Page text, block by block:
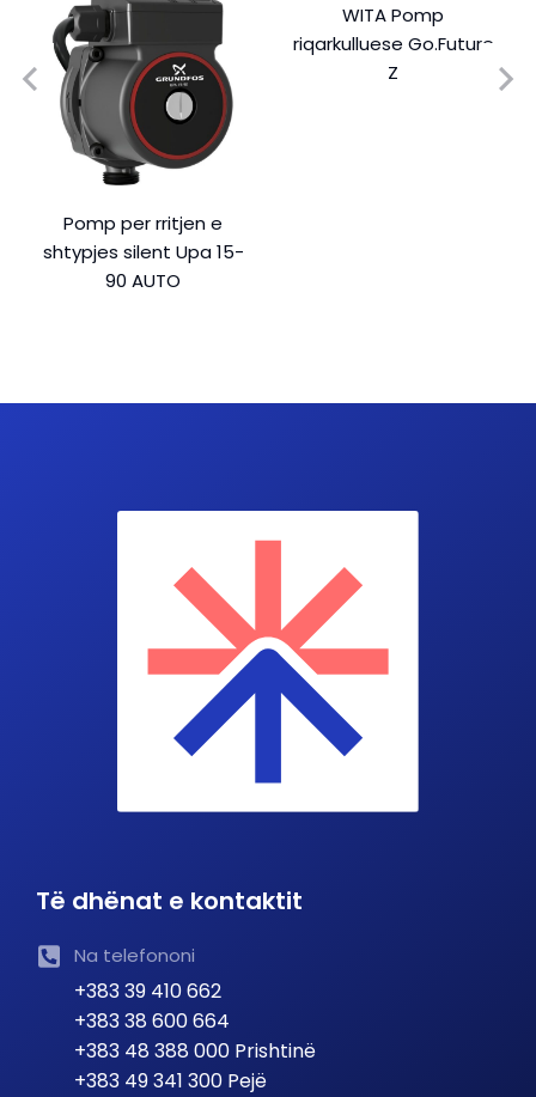
Pomp per rritjen e
shtypjes silent Upa 15-
90 AUTO
WITA Pomp
riqarkulluese Go.Future
Z
Të dhënat e kontaktit
Na telefononi
+383 39 410 662
+383 38 600 664
+383 48 388 000 Prishtinë
+383 49 341 300 Pejë